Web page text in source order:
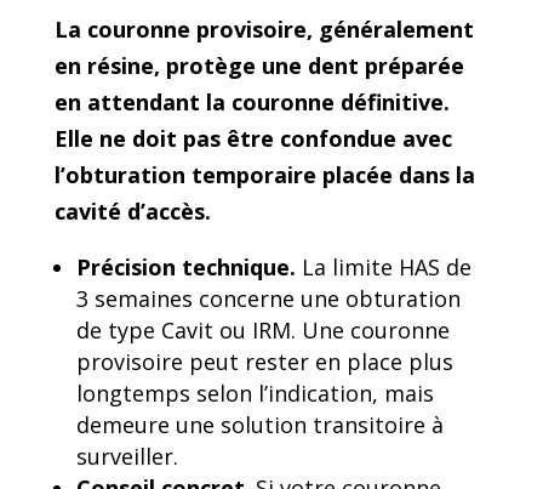
La couronne provisoire, généralement
en résine, protège une dent préparée
en attendant la couronne définitive.
Elle ne doit pas être confondue avec
l’obturation temporaire placée dans la
cavité d’accès.
Précision technique. La limite HAS de
3 semaines concerne une obturation
de type Cavit ou IRM. Une couronne
provisoire peut rester en place plus
longtemps selon l’indication, mais
demeure une solution transitoire à
surveiller.